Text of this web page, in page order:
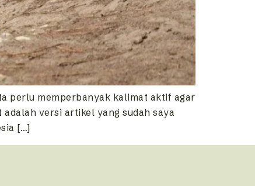
perlu memperbanyak kalimat aktif agar
versi artikel yang sudah saya
[…]